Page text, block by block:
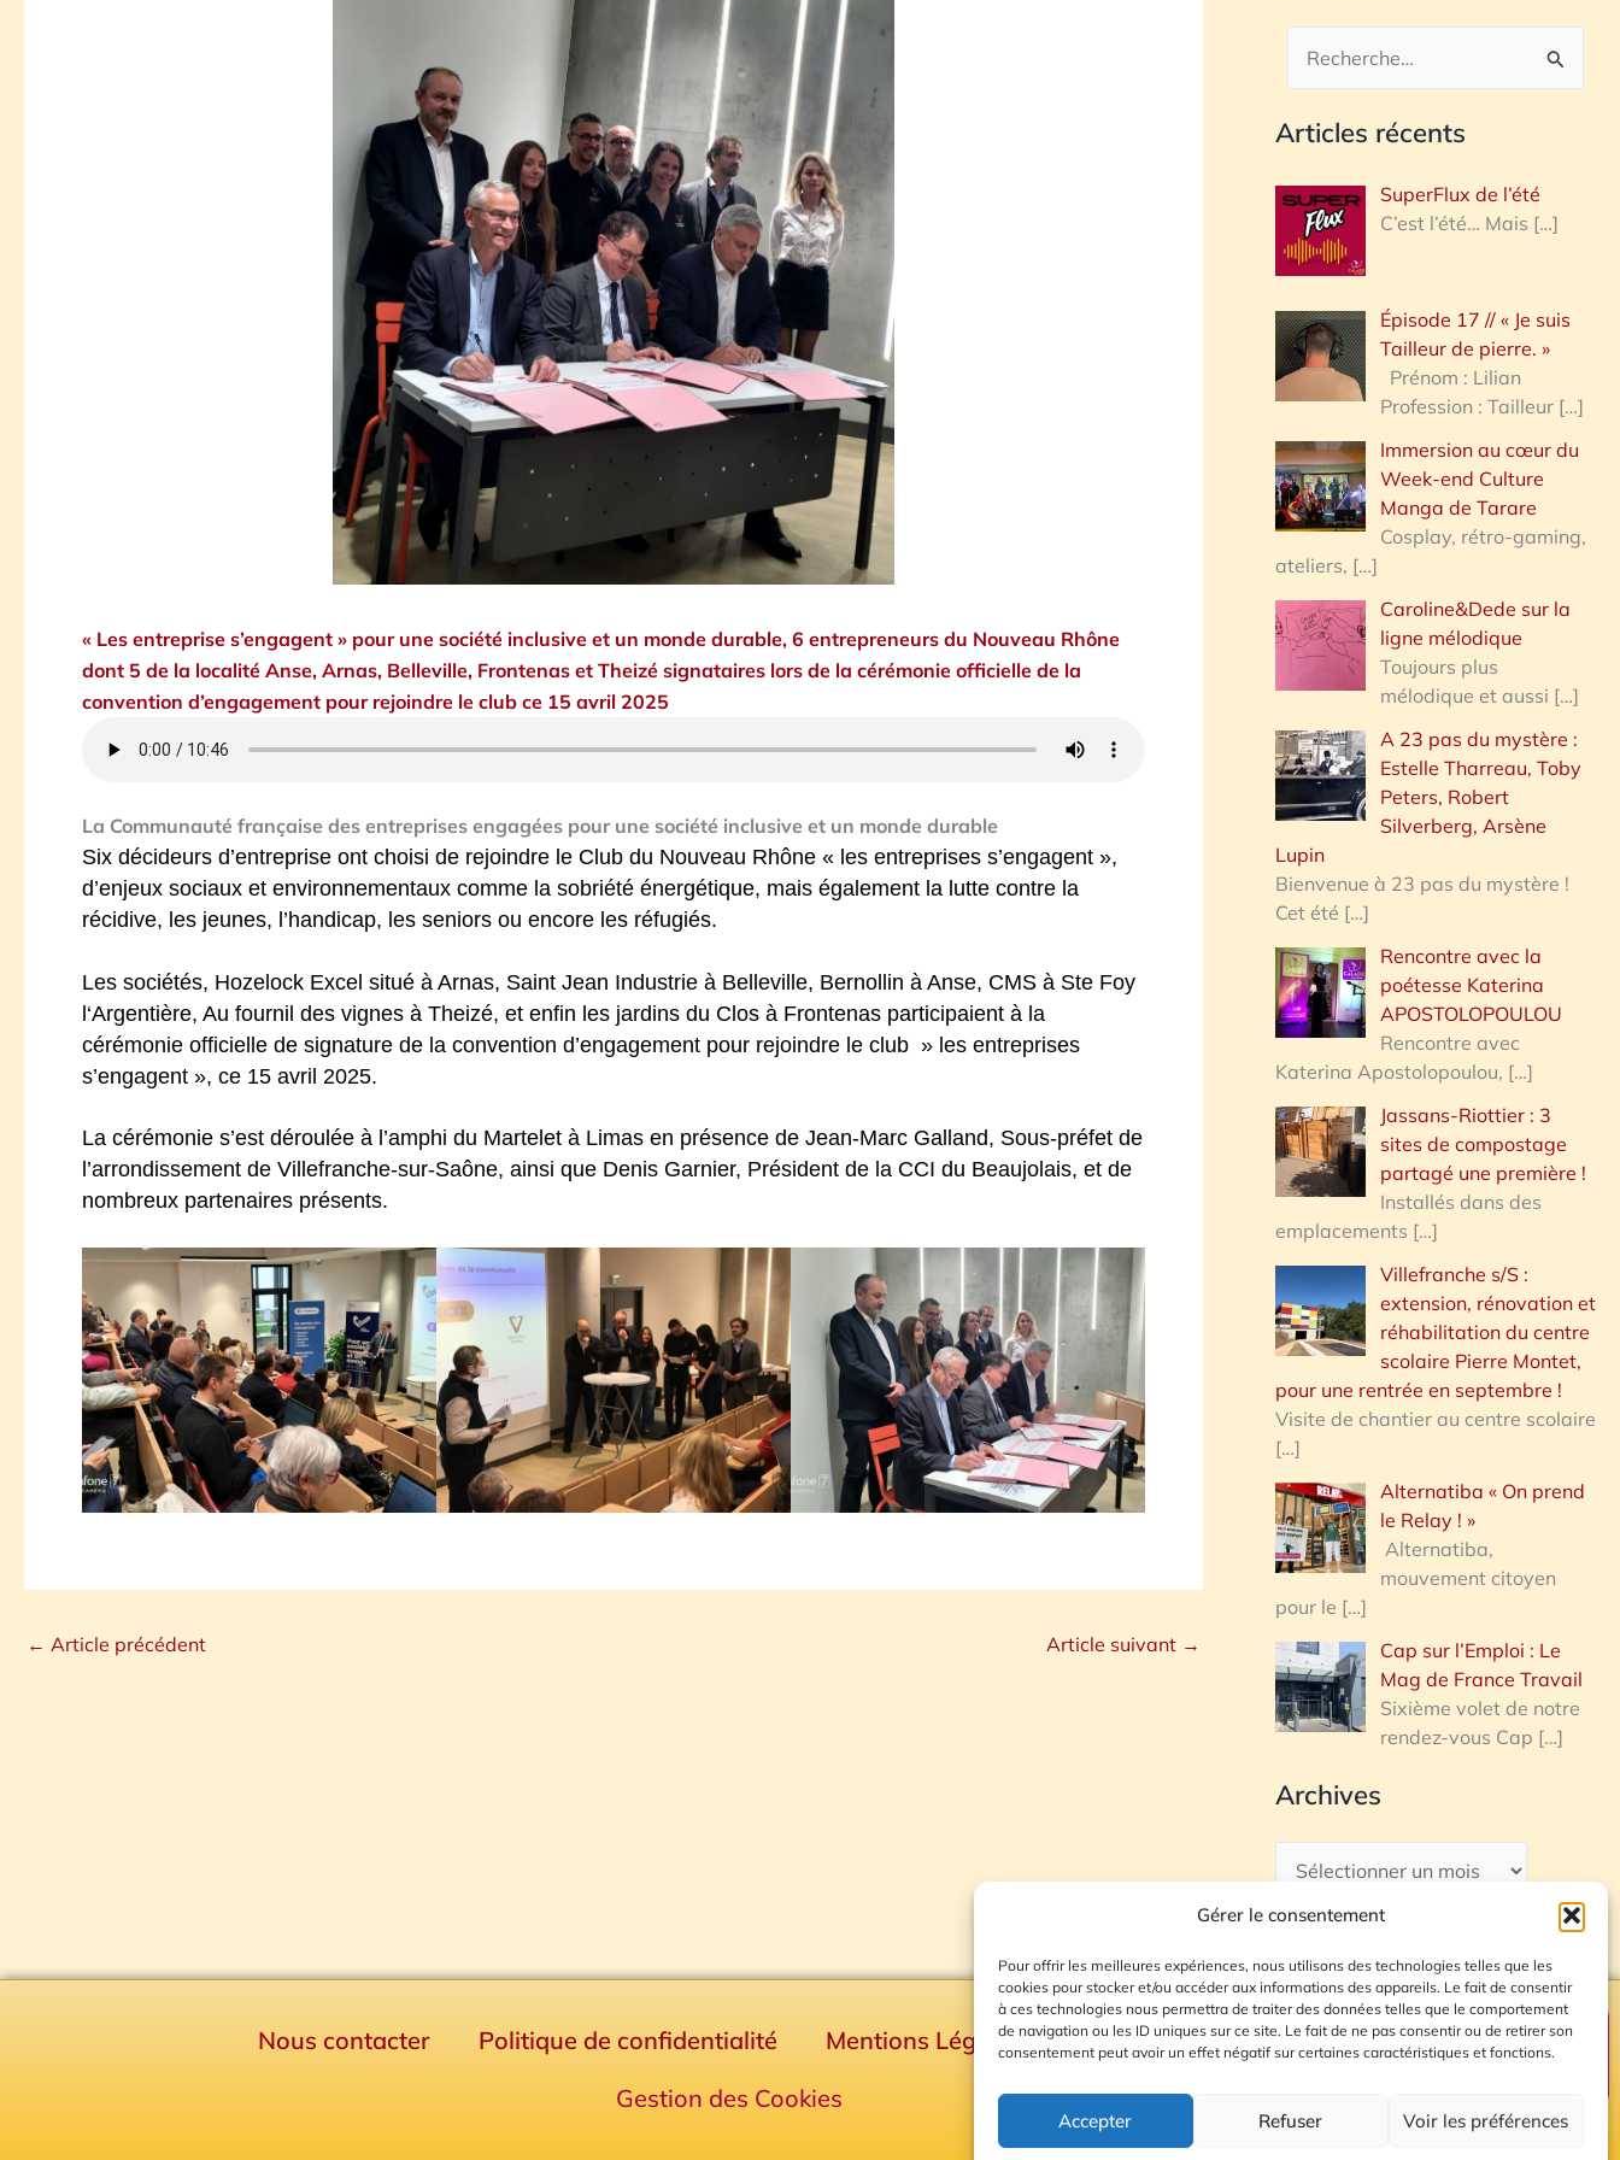
Gérer le consentement
Pour offrir les meilleures expériences, nous utilisons des technologies telles que les
cookies pour stocker et/ou accéder aux informations des appareils. Le fait de consentir
à ces technologies nous permettra de traiter des données telles que le comportement
de navigation ou les ID uniques sur ce site. Le fait de ne pas consentir ou de retirer son
consentement peut avoir un effet négatif sur certaines caractéristiques et fonctions.
Accepter Refuser Voir les préférences
« Les entreprise s’engagent » pour une société inclusive et un monde durable, 6 entrepreneurs du Nouveau Rhône
dont 5 de la localité Anse, Arnas, Belleville, Frontenas et Theizé signataires lors de la cérémonie officielle de la
convention d’engagement pour rejoindre le club ce 15 avril 2025
La Communauté française des entreprises engagées pour une société inclusive et un monde durable
Six décideurs d’entreprise ont choisi de rejoindre le Club du Nouveau Rhône « les entreprises s’engagent »,
d’enjeux sociaux et environnementaux comme la sobriété énergétique, mais également la lutte contre la
récidive, les jeunes, l’handicap, les seniors ou encore les réfugiés.
Les sociétés, Hozelock Excel situé à Arnas, Saint Jean Industrie à Belleville, Bernollin à Anse, CMS à Ste Foy
l‘Argentière, Au fournil des vignes à Theizé, et enfin les jardins du Clos à Frontenas participaient à la
cérémonie officielle de signature de la convention d’engagement pour rejoindre le club » les entreprises
s’engagent », ce 15 avril 2025.
La cérémonie s’est déroulée à l’amphi du Martelet à Limas en présence de Jean-Marc Galland, Sous-préfet de
l’arrondissement de Villefranche-sur-Saône, ainsi que Denis Garnier, Président de la CCI du Beaujolais, et de
nombreux partenaires présents.
← Article précédent Article suivant →
c
h
r
h
e
:
Articles récents
SuperFlux de l’été
C’est l’été… Mais […]
Épisode 17 // « Je suis
Tailleur de pierre. »
Prénom : Lilian
Profession : Tailleur […]
Immersion au cœur du
Week-end Culture
Manga de Tarare
Cosplay, rétro-gaming,
ateliers, […]
Caroline&Dede sur la
ligne mélodique
Toujours plus
mélodique et aussi […]
A 23 pas du mystère :
Estelle Tharreau, Toby
Peters, Robert
Silverberg, Arsène
Lupin
Bienvenue à 23 pas du mystère !
Cet été […]
Rencontre avec la
poétesse Katerina
APOSTOLOPOULOU
Rencontre avec
Katerina Apostolopoulou, […]
Jassans-Riottier : 3
sites de compostage
partagé une première !
Installés dans des
emplacements […]
Villefranche s/S :
extension, rénovation et
réhabilitation du centre
scolaire Pierre Montet,
pour une rentrée en septembre !
Visite de chantier au centre scolaire
[…]
Alternatiba « On prend
le Relay ! »
Alternatiba,
mouvement citoyen
pour le […]
Cap sur l’Emploi : Le
Mag de France Travail
Sixième volet de notre
rendez-vous Cap […]
Archives
Nous contacter Politique de confidentialité Mentions Légales
Plan du site
Gestion des Cookies